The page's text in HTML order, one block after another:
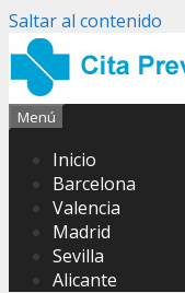
Saltar al contenido
Menú
Inicio
Barcelona
Valencia
Madrid
Sevilla
Alicante